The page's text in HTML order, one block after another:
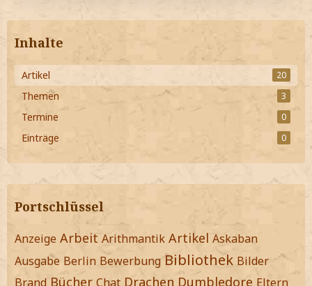
Inhalte
Artikel 20
Themen 3
Termine 0
Einträge 0
Portschlüssel
Anzeige Arbeit Arithmantik Artikel Askaban
Ausgabe Berlin Bewerbung Bibliothek Bilder
Brand Bücher Chat Drachen Dumbledore Eltern